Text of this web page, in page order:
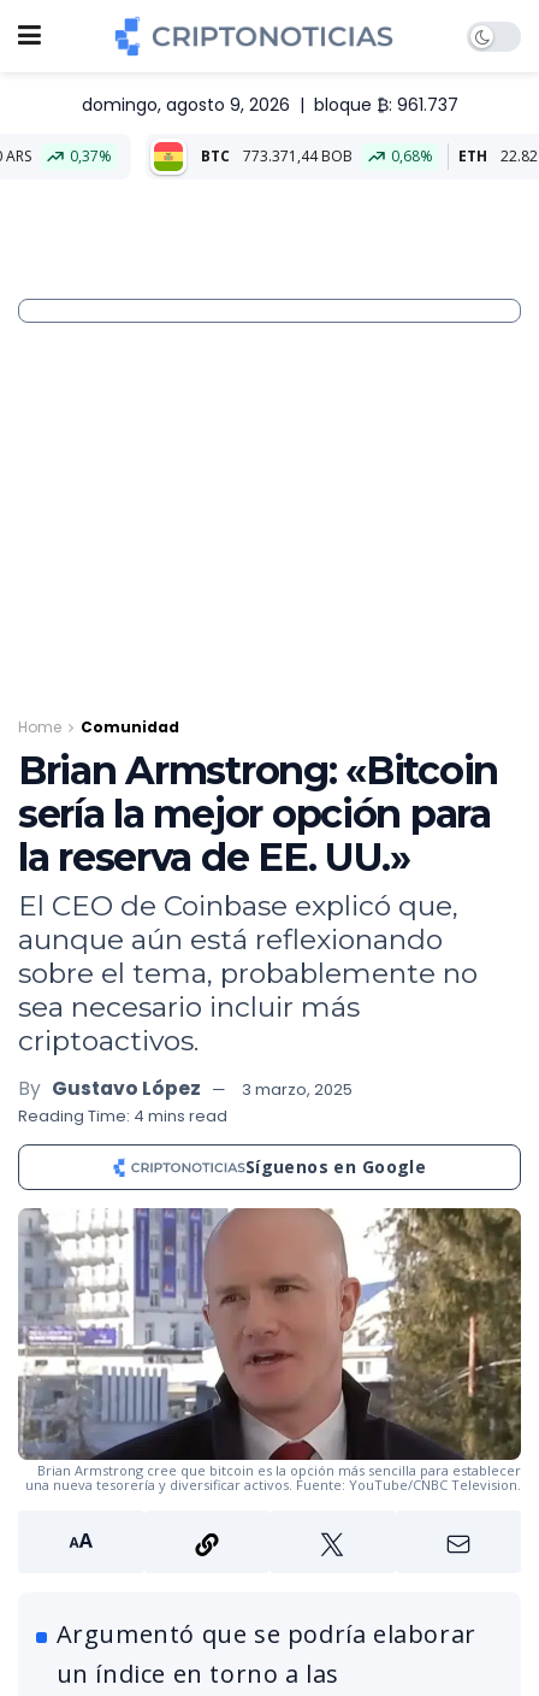
domingo, agosto 9, 2026 | bloque ₿: 961.737
BTC 773.371,44 BOB 0,68% ETH 22.826,30 BOB
Home Comunidad
Brian Armstrong: «Bitcoin
sería la mejor opción para
la reserva de EE. UU.»
El CEO de Coinbase explicó que,
aunque aún está reflexionando
sobre el tema, probablemente no
sea necesario incluir más
criptoactivos.
By Gustavo López
3 marzo, 2025
Reading Time: 4 mins read
Síguenos en Google
Brian Armstrong cree que bitcoin es la opción más sencilla para establecer
una nueva tesorería y diversificar activos. Fuente: YouTube/CNBC Television.
Argumentó que se podría elaborar
un índice en torno a las